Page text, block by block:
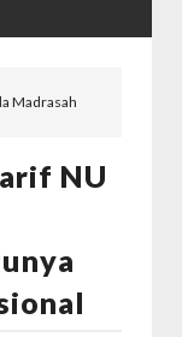
Madrasah
NU